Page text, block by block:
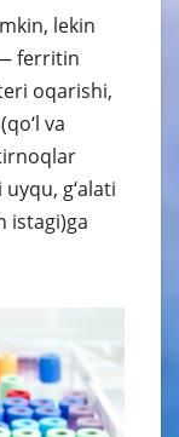
lekin
ferritin
oqarishi,
va
g‘alati
istagi)ga